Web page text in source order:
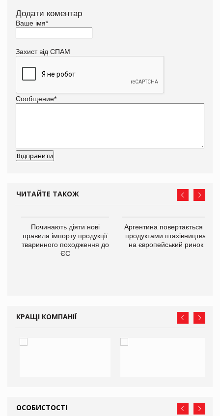
Додати коментар
Ваше імя*
Захист від СПАМ
Сообщение*
ЧИТАЙТЕ ТАКОЖ
Починають діяти нові
правила імпорту продукції
тваринного походження до
ЄС
Аргентина повертається з
продуктами птахівництва
на європейський ринок
КРАЩІ КОМПАНІЇ
ОСОБИСТОСТІ